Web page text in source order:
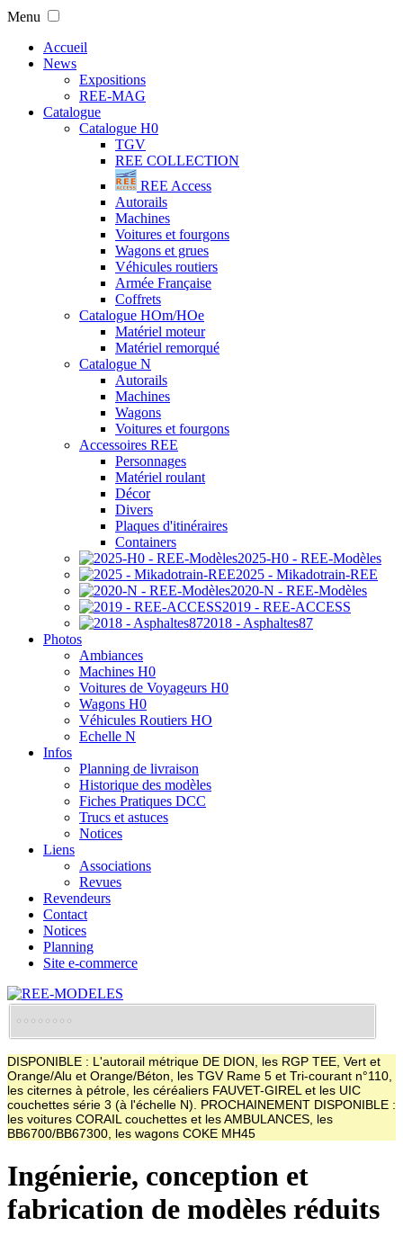
Menu
Accueil
News
Expositions
REE-MAG
Catalogue
Catalogue H0
TGV
REE COLLECTION
REE Access
Autorails
Machines
Voitures et fourgons
Wagons et grues
Véhicules routiers
Armée Française
Coffrets
Catalogue HOm/HOe
Matériel moteur
Matériel remorqué
Catalogue N
Autorails
Machines
Wagons
Voitures et fourgons
Accessoires REE
Personnages
Matériel roulant
Décor
Divers
Plaques d'itinéraires
Containers
2025-H0 - REE-Modèles
2025 - Mikadotrain-REE
2020-N - REE-Modèles
2019 - REE-ACCESS
2018 - Asphaltes87
Photos
Ambiances
Machines H0
Voitures de Voyageurs H0
Wagons H0
Véhicules Routiers HO
Echelle N
Infos
Planning de livraison
Historique des modèles
Fiches Pratiques DCC
Trucs et astuces
Notices
Liens
Associations
Revues
Revendeurs
Contact
Notices
Planning
Site e-commerce
DISPONIBLE : L'autorail métrique DE DION, les RGP TEE, Vert et
Orange/Alu et Orange/Béton, les TGV Rame 5 et Tri-courant n°110,
les citernes à pétrole, les céréaliers FAUVET-GIREL et les UIC
couchettes série 3 (à l'échelle N). PROCHAINEMENT DISPONIBLE :
les voitures CORAIL couchettes et les AMBULANCES, les
BB6700/BB67300, les wagons COKE MH45
Ingénierie, conception et
fabrication de modèles réduits